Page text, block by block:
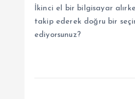
İkinci el bir bilgisayar
takip ederek doğru bir
ediyorsunuz?